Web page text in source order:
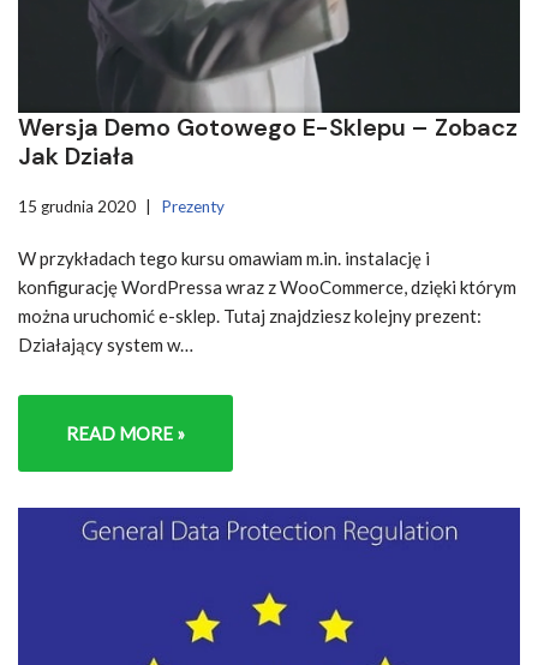
Wersja Demo Gotowego E-Sklepu – Zobacz
Jak Działa
15 grudnia 2020 Prezenty
W przykładach tego kursu omawiam m.in. instalację i
konfigurację WordPressa wraz z WooCommerce, dzięki którym
można uruchomić e-sklep. Tutaj znajdziesz kolejny prezent:
Działający system w…
READ MORE »